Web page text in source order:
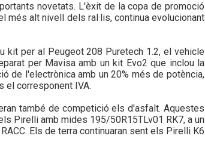
novetats. L'èxit de la copa de promoció
més alt nivell dels ral·lis, continua evolucionant
kit per al Peugeot 208 Puretech 1.2, el vehicle
per Mavisa amb un kit Evo2 que inclou la
de l'electrònica amb un 20% més de potència,
el corresponent IVA.
també de competició els d'asfalt. Aquestes
Pirelli amb mides 195/50R15TLv01 RK7, a un
Els de terra continuaran sent els Pirelli K6